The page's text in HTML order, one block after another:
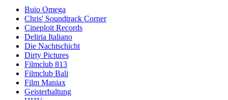
Buio Omega
Chris' Soundtrack Corner
Cineploit Records
Deliria Italiano
Die Nachtschicht
Dirty Pictures
Filmclub 813
Filmclub Bali
Film Maniax
Geisterhaltung